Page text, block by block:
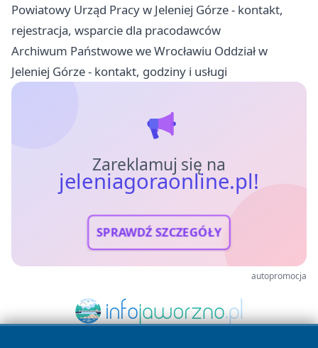
Powiatowy Urząd Pracy w Jeleniej Górze - kontakt,
rejestracja, wsparcie dla pracodawców
Archiwum Państwowe we Wrocławiu Oddział w
Jeleniej Górze - kontakt, godziny i usługi
Zareklamuj się na
jeleniagoraonline.pl!
SPRAWDŹ SZCZEGÓŁY
autopromocja